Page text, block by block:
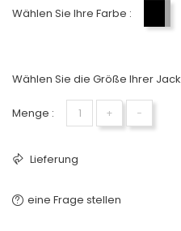
Wählen Sie Ihre Farbe :
Wählen Sie die Größe Ihrer
Menge : + −
Lieferung
eine Frage stellen